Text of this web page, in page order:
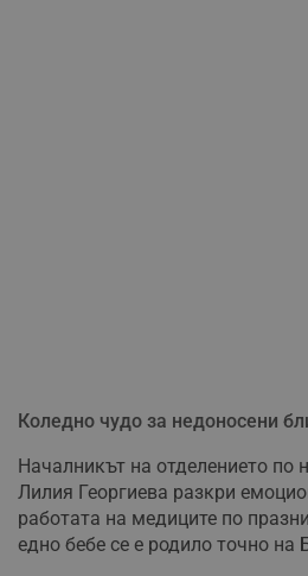
Коледно чудо за недоносени
Началникът на отделението по
Лилия Георгиева разкри
работата на медиците по
едно бебе се е родило точно на